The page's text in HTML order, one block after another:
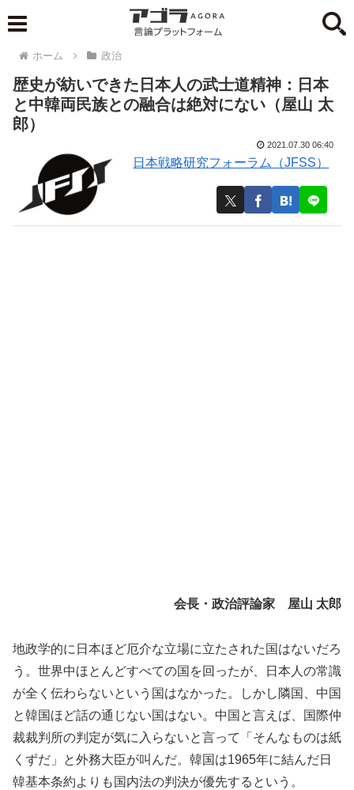
ホーム 政治
歴史が紡いできた日本人の武士道精神：日本
と中韓両民族との融合は絶対にない（屋山 太
郎）
日本戦略研究フォーラム（JFSS）
2021.07.30 06:40
会長・政治評論家 屋山 太郎
地政学的に日本ほど厄介な立場に立たされた国はないだろ
う。世界中ほとんどすべての国を回ったが、日本人の常識
が全く伝わらないという国はなかった。しかし隣国、中国
と韓国ほど話の通じない国はない。中国と言えば、国際仲
裁裁判所の判定が気に入らないと言って「そんなものは紙
くずだ」と外務大臣が叫んだ。韓国は1965年に結んだ日
韓基本条約よりも国内法の判決が優先するという。